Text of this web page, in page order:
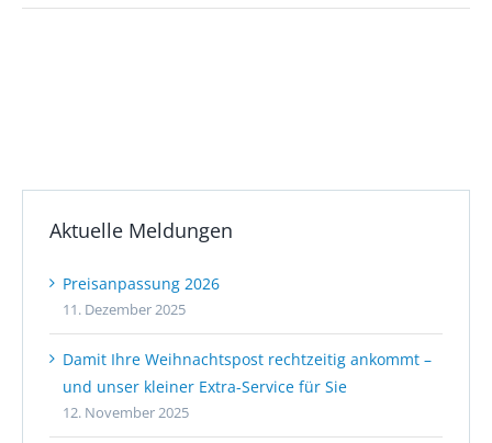
Aktuelle Meldungen
Preisanpassung 2026
11. Dezember 2025
Damit Ihre Weihnachtspost rechtzeitig ankommt –
und unser kleiner Extra-Service für Sie
12. November 2025